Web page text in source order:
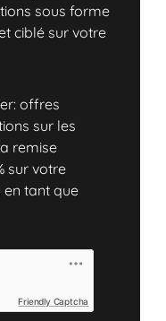
sous forme
ciblé sur votre
offres
sur les
remise
sur votre
tant que
Friendly Captcha